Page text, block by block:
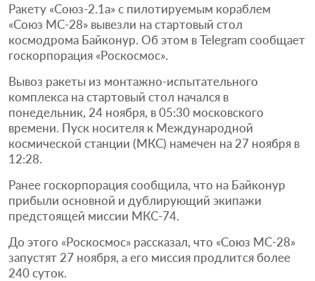
Ракету «Союз-2.1а» с пилотируемым кораблем
«Союз МС-28» вывезли на стартовый стол
космодрома Байконур. Об этом в Telegram сообщает
госкорпорация «Роскосмос».
Вывоз ракеты из монтажно-испытательного
комплекса на стартовый стол начался в
понедельник, 24 ноября, в 05:30 московского
времени. Пуск носителя к Международной
космической станции (МКС) намечен на 27 ноября в
12:28.
Ранее госкорпорация сообщила, что на Байконур
прибыли основной и дублирующий экипажи
предстоящей миссии МКС-74.
До этого «Роскосмос» рассказал, что «Союз МС-28»
запустят 27 ноября, а его миссия продлится более
240 суток.